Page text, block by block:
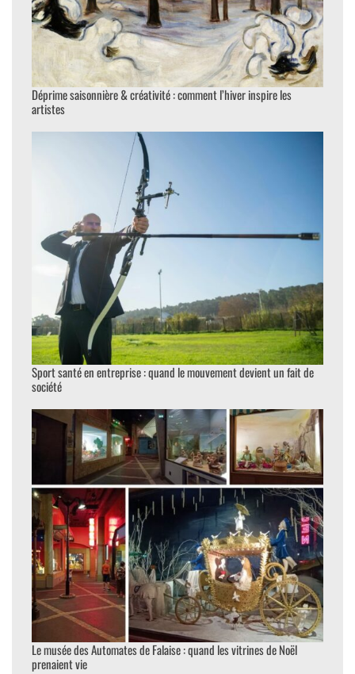
Déprime saisonnière & créativité : comment l’hiver inspire les
artistes
Sport santé en entreprise : quand le mouvement devient un fait de
société
Le musée des Automates de Falaise : quand les vitrines de Noël
prenaient vie